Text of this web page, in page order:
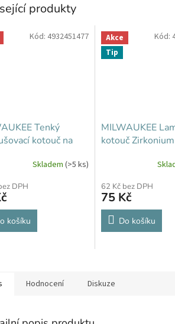
produkty
Tenký
kotouč na
Skladem (>5 ks)
DPH
košíku
Kód: 4932451477
Akce
Tip
MILWAUKEE
kotouč
62 Kč bez DPH
75 Kč
Do košíku
Kód:
Hodnocení Diskuze